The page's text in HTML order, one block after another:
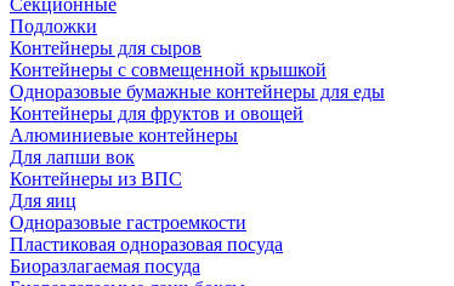
Секционные
Подложки
Контейнеры для сыров
Контейнеры с совмещенной крышкой
Одноразовые бумажные контейнеры для еды
Контейнеры для фруктов и овощей
Алюминиевые контейнеры
Для лапши вок
Контейнеры из ВПС
Для яиц
Одноразовые гастроемкости
Пластиковая одноразовая посуда
Биоразлагаемая посуда